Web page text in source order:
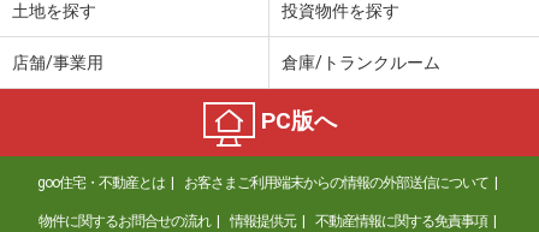
土地を探す 投資物件を探す
店舗/事業用 倉庫/トランクルーム
PC版へ
goo住宅・不動産とは お客さまご利用端末からの情報の外部送信について
物件に関するお問合せの流れ 情報提供元 不動産情報に関する免責事項